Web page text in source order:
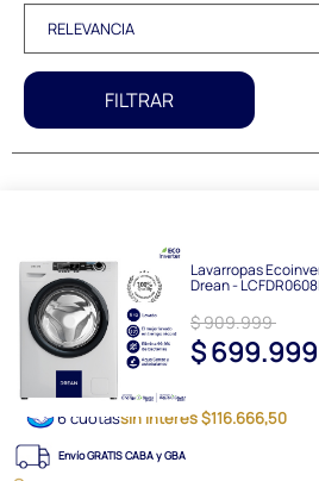
FILTRAR
Lavarropas
Drean -
$ 909.999
$ 699.999
6 cuotassin interés $116.666,50
Envío GRATIS CABA y GBA